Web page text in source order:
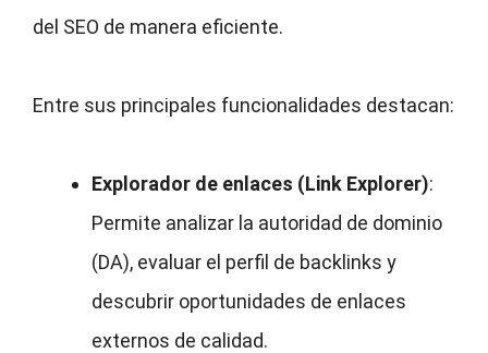
del SEO de manera eficiente.
Entre sus principales funcionalidades destacan:
Explorador de enlaces (Link Explorer):
Permite analizar la autoridad de dominio
(DA), evaluar el perfil de backlinks y
descubrir oportunidades de enlaces
externos de calidad.